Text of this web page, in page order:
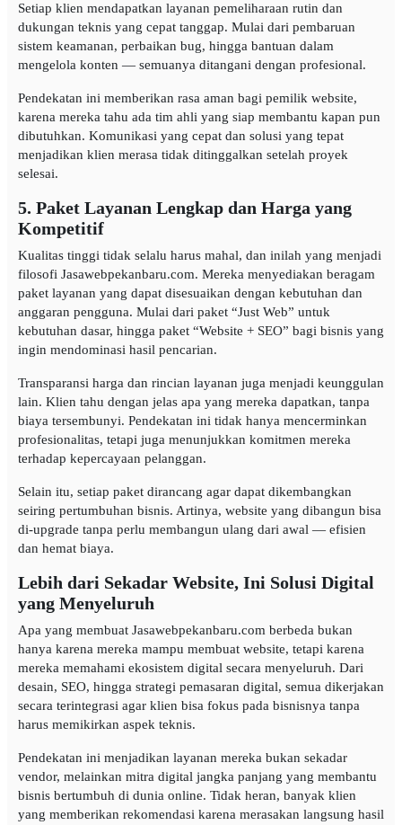
Setiap klien mendapatkan layanan pemeliharaan rutin dan
dukungan teknis yang cepat tanggap. Mulai dari pembaruan
sistem keamanan, perbaikan bug, hingga bantuan dalam
mengelola konten — semuanya ditangani dengan profesional.
Pendekatan ini memberikan rasa aman bagi pemilik website,
karena mereka tahu ada tim ahli yang siap membantu kapan pun
dibutuhkan. Komunikasi yang cepat dan solusi yang tepat
menjadikan klien merasa tidak ditinggalkan setelah proyek
selesai.
5. Paket Layanan Lengkap dan Harga yang
Kompetitif
Kualitas tinggi tidak selalu harus mahal, dan inilah yang menjadi
filosofi Jasawebpekanbaru.com. Mereka menyediakan beragam
paket layanan yang dapat disesuaikan dengan kebutuhan dan
anggaran pengguna. Mulai dari paket “Just Web” untuk
kebutuhan dasar, hingga paket “Website + SEO” bagi bisnis yang
ingin mendominasi hasil pencarian.
Transparansi harga dan rincian layanan juga menjadi keunggulan
lain. Klien tahu dengan jelas apa yang mereka dapatkan, tanpa
biaya tersembunyi. Pendekatan ini tidak hanya mencerminkan
profesionalitas, tetapi juga menunjukkan komitmen mereka
terhadap kepercayaan pelanggan.
Selain itu, setiap paket dirancang agar dapat dikembangkan
seiring pertumbuhan bisnis. Artinya, website yang dibangun bisa
di-upgrade tanpa perlu membangun ulang dari awal — efisien
dan hemat biaya.
Lebih dari Sekadar Website, Ini Solusi Digital
yang Menyeluruh
Apa yang membuat Jasawebpekanbaru.com berbeda bukan
hanya karena mereka mampu membuat website, tetapi karena
mereka memahami ekosistem digital secara menyeluruh. Dari
desain, SEO, hingga strategi pemasaran digital, semua dikerjakan
secara terintegrasi agar klien bisa fokus pada bisnisnya tanpa
harus memikirkan aspek teknis.
Pendekatan ini menjadikan layanan mereka bukan sekadar
vendor, melainkan mitra digital jangka panjang yang membantu
bisnis bertumbuh di dunia online. Tidak heran, banyak klien
yang memberikan rekomendasi karena merasakan langsung hasil